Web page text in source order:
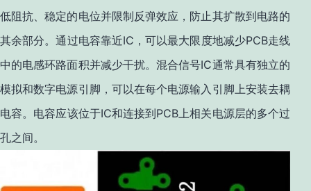
低阻抗、稳定的电位并限制反弹效应，防止其扩散到电路的
其余部分。通过电容靠近IC ，可以最大限度地减少PCB走线
中的电感环路面积并减少干扰。混合信号IC通常具有独立的
模拟和数字电源引脚，可以在每个电源输入引脚上安装去耦
电容。电容应该位于IC和连接到 PCB 上相关电源层的多个过
孔之间。